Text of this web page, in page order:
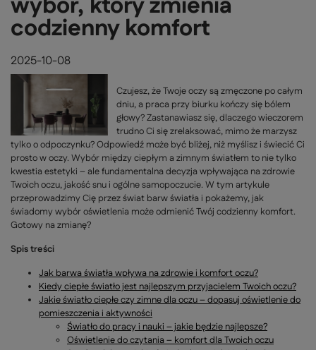
codzienny komfort
2025-10-08
Czujesz, że Twoje oczy są zmęczone po całym
dniu, a praca przy biurku kończy się bólem
głowy? Zastanawiasz się, dlaczego wieczorem
trudno Ci się zrelaksować, mimo że marzysz
tylko o odpoczynku? Odpowiedź może być bliżej, niż myślisz i świecić Ci
prosto w oczy. Wybór między ciepłym a zimnym światłem to nie tylko
kwestia estetyki – ale fundamentalna decyzja wpływająca na zdrowie
Twoich oczu, jakość snu i ogólne samopoczucie. W tym artykule
przeprowadzimy Cię przez świat barw światła i pokażemy, jak
świadomy wybór oświetlenia może odmienić Twój codzienny komfort.
Gotowy na zmianę?
Spis treści
Jak barwa światła wpływa na zdrowie i komfort oczu?
Kiedy ciepłe światło jest najlepszym przyjacielem Twoich oczu?
Jakie światło ciepłe czy zimne dla oczu – dopasuj oświetlenie do
pomieszczenia i aktywności
Światło do pracy i nauki – jakie będzie najlepsze?
Oświetlenie do czytania – komfort dla Twoich oczu